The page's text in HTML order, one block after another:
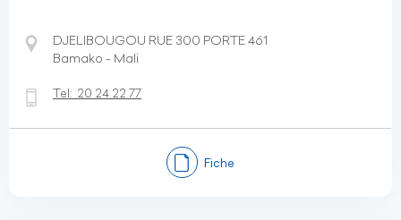
DJELIBOUGOU RUE 300 PORTE 461
Bamako - Mali
Tel: 20 24 22 77
Fiche